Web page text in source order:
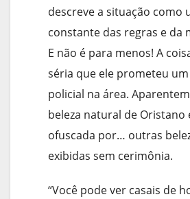
descreve a situação como
constante das regras e da
E não é para menos! A
séria que ele prometeu
policial na área.
beleza natural de Oristano
ofuscada por… outras
exibidas sem cerimônia.
“Você pode ver casais de